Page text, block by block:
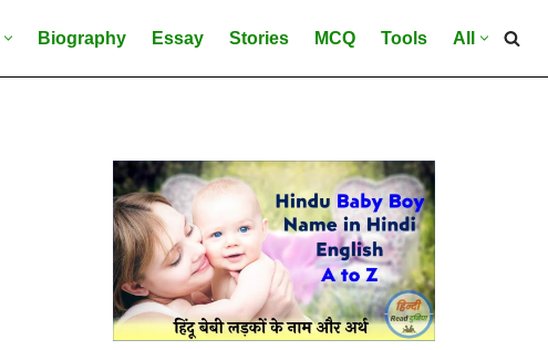
Biography Essay Stories MCQ Tools All